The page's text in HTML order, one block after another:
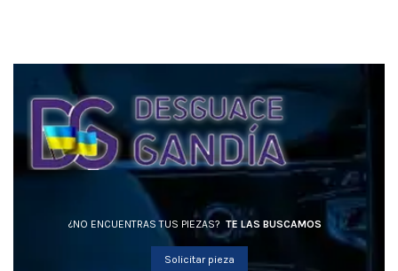
¿NO ENCUENTRAS TUS PIEZAS? TE LAS BUSCAMOS
Solicitar pieza